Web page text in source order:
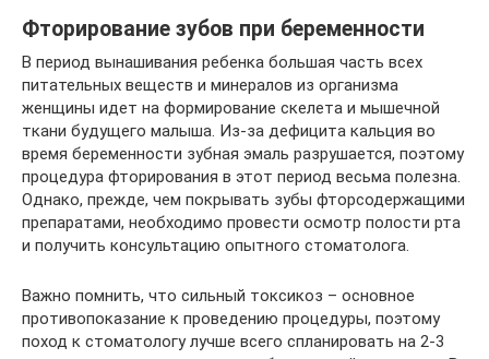
Фторирование зубов при беременности
В период вынашивания ребенка большая часть всех
питательных веществ и минералов из организма
женщины идет на формирование скелета и мышечной
ткани будущего малыша. Из-за дефицита кальция во
время беременности зубная эмаль разрушается, поэтому
процедура фторирования в этот период весьма полезна.
Однако, прежде, чем покрывать зубы фторсодержащими
препаратами, необходимо провести осмотр полости рта
и получить консультацию опытного стоматолога.
Важно помнить, что сильный токсикоз – основное
противопоказание к проведению процедуры, поэтому
поход к стоматологу лучше всего спланировать на 2-3